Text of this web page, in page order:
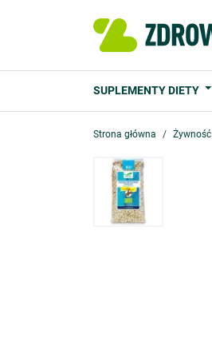
SUPLEMENTY DIETY
Strona główna Żywność